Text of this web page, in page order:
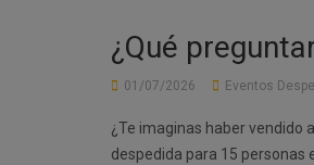
¿Qué
01/07/2026 Eventos
¿Te imaginas haber vendido
despedida para 15 personas